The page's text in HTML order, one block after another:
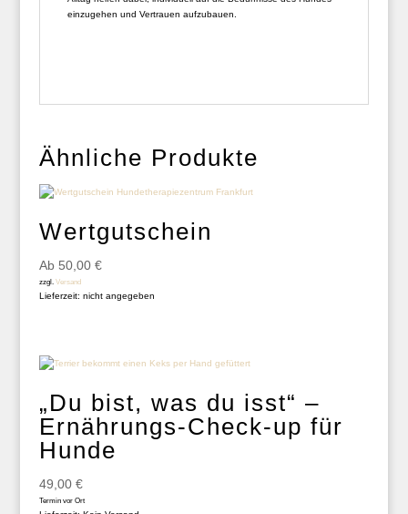
einzugehen und Vertrauen aufzubauen.
Ähnliche Produkte
Wertgutschein
Ab 50,00 €
zzgl. Versand
Lieferzeit: nicht angegeben
„Du bist, was du isst“ –
Ernährungs-Check-up für
Hunde
49,00 €
Termin vor Ort